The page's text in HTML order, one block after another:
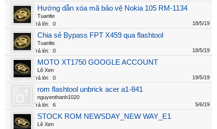
Hướng dẫn xóa mã bảo vệ Nokia 105 RM-1134
Tuanlte
Trả lời:
0 18/5/19
Chia sẻ Bypass FPT X459 qua flashtool
Tuanlte
Trả lời:
0 18/5/19
MOTO XT1750 GOOGLE ACCOUNT
Lê Xen
Trả lời:
0 19/5/19
rom flashtool unbrick acer a1-841
nguyenthanh1020
Trả lời:
6 5/6/19
STOCK ROM NEWSDAY_NEW WAY_E1
Lê Xen